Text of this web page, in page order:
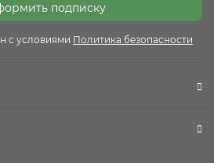
подписку
с условиями Политика безопасности